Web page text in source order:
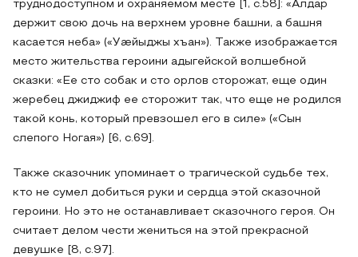
труднодоступном и охраняемом месте [1, с.58]: «Алдар
держит свою дочь на верхнем уровне башни, а башня
касается неба» («Уæйыджы хъан»). Также изображается
место жительства героини адыгейской волшебной
сказки: «Ее сто собак и сто орлов сторожат, еще один
жеребец джиджиф ее сторожит так, что еще не родился
такой конь, который превзошел его в силе» («Сын
слепого Ногая») [6, с.69].
Также сказочник упоминает о трагической судьбе тех,
кто не сумел добиться руки и сердца этой сказочной
героини. Но это не останавливает сказочного героя. Он
считает делом чести жениться на этой прекрасной
девушке [8, с.97].